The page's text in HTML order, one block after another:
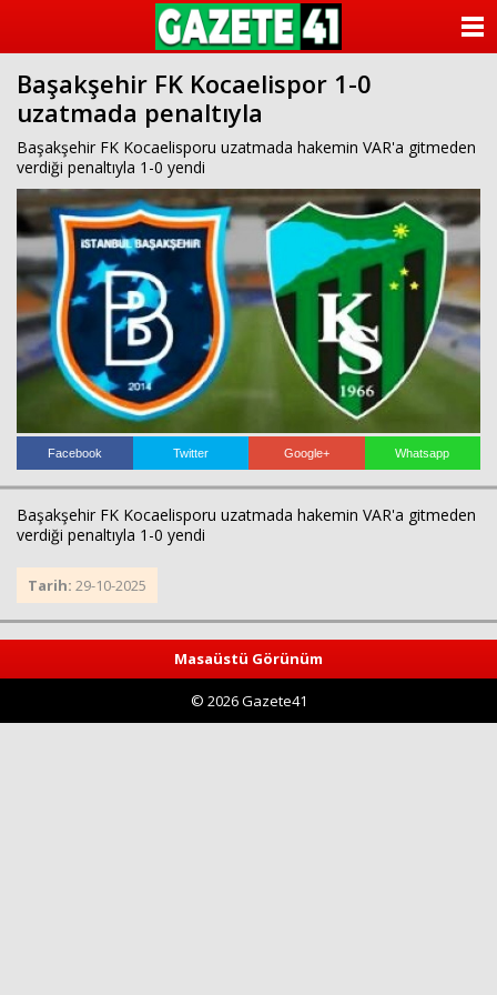
Başakşehir FK Kocaelispor 1-0
uzatmada penaltıyla
Başakşehir FK Kocaelisporu uzatmada hakemin VAR'a gitmeden
verdiği penaltıyla 1-0 yendi
Facebook Twitter Google+ Whatsapp
Başakşehir FK Kocaelisporu uzatmada hakemin VAR'a gitmeden
verdiği penaltıyla 1-0 yendi
Tarih: 29-10-2025
Masaüstü Görünüm
© 2026 Gazete41
KATEGORİLER
ANKETLER
FOTO GALERİ
VİDEO GALERİ
KÜNYE
İLETİŞİM